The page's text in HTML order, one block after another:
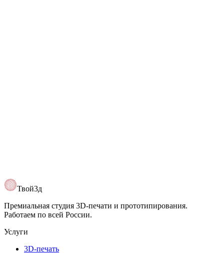
Твой3д
Премиальная студия 3D-печати и прототипирования.
Работаем по всей России.
Услуги
3D-печать